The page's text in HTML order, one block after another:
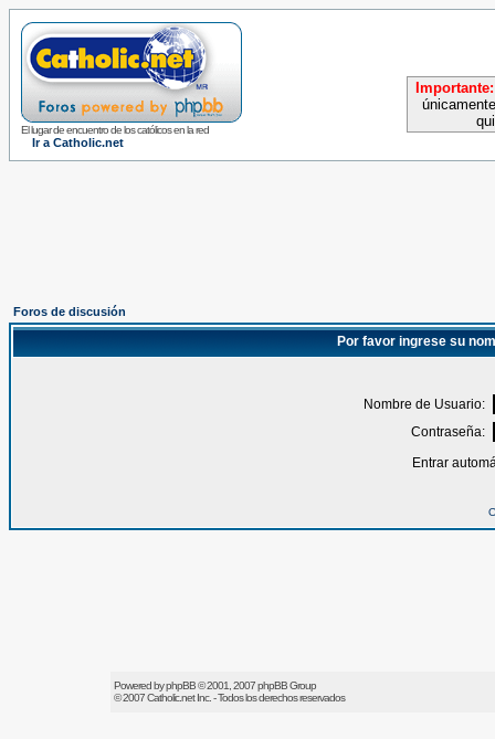
El lugar de encuentro de los católicos en la red
Ir a Catholic.net
Importante:
Foros de discusión
Por favor ingrese su
Nombre de Usuario:
Contraseña:
Entrar
Powered byphpBB© 2001, 2007 phpBB Group
© 2007Catholic.netInc. - Todos los derechos reservados